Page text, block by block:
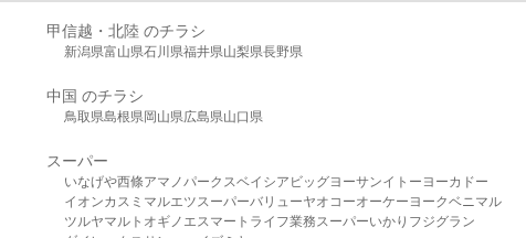
甲信越・北陸 のチラシ
新潟県富山県石川県福井県山梨県長野県
中国 のチラシ
鳥取県島根県岡山県広島県山口県
スーパー
いなげや西條アマノパークスベイシア ビッグヨーサンイトーヨーカドー
イオンカスミ マルエツ スーパーバリューヤオコーオーケー ヨークベニマル
ツルヤマルト オギノ エスマート ライフ業務スーパーいかり フジグラン